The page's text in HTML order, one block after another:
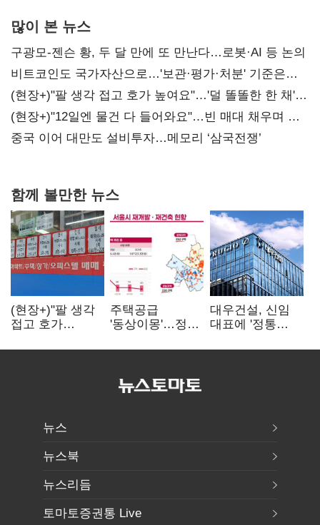
많이 본 뉴스
구광모-젠슨 황, 두 달 만에 또 만난다…로봇·AI 등 논의
비트코인도 국가자산으로…'보관·평가·처분' 기준은
숙제
(현장+)"팔 생각 접고 호가 높여요"…'덜 똘똘한 한 채'
20억 키맞추기
(현장+)"12일엔 물건 다 들어와요"…빈 매대 채우며 문
연 홈플러스
중국 이어 대만도 설비투자…메모리 ‘삼국전쟁’
함께 볼만한 뉴스
(현장+)"팔 생각
접고 호가
똘똘한 한 채'
주택공급
'동상이몽'…정부
없으면 '공수표'
대우건설, 신임
대표에 '정통
부사장 내정
뉴스
뉴스북
뉴스리듬
토마토증권통 Live